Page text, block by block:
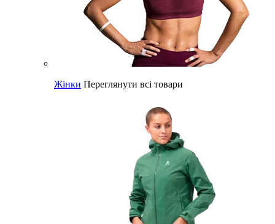
Жінки Переглянути всі товари